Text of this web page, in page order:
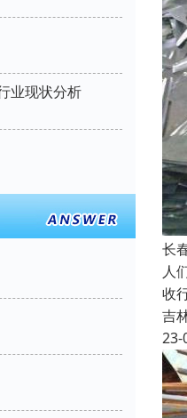
业现状分析
长
人
收
吉
23-